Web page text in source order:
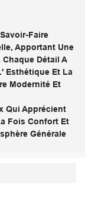
Faire
Apportant Une
Détail A
Esthétique Et La
Modernité Et
Qui Apprécient
Fois Confort Et
Générale